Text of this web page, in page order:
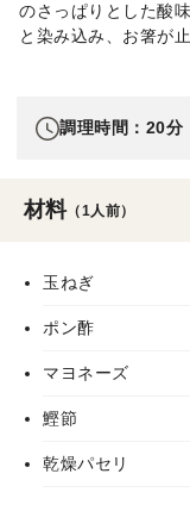
のさっぱりとした酸
と染み込み、お箸が
材料（1人前）
玉ねぎ
ポン酢
マヨネーズ
鰹節
乾燥パセリ
調理時間：20分